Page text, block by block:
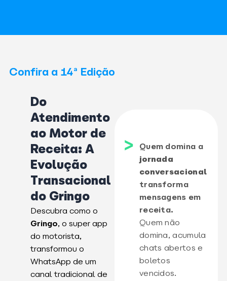
Confira a 14ª Edição
Do
Atendimento
ao Motor de
Receita: A
Evolução
Transacional
do Gringo
Descubra como o
Gringo, o super app
do motorista,
transformou o
WhatsApp de um
canal tradicional de
Quem domina a
jornada
conversacional
transforma
mensagens em
receita.
Quem não
domina, acumula
chats abertos e
boletos
vencidos.